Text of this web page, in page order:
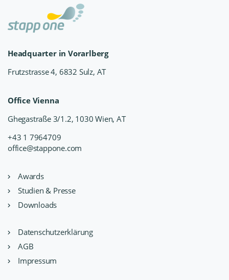
Headquarter in Vorarlberg
Frutzstrasse 4, 6832 Sulz, AT
Office Vienna
Ghegastraße 3/1.2, 1030 Wien, AT
+43 1 7964709
office@stappone.com
Awards
Studien & Presse
Downloads
Datenschutzerklärung
AGB
Impressum